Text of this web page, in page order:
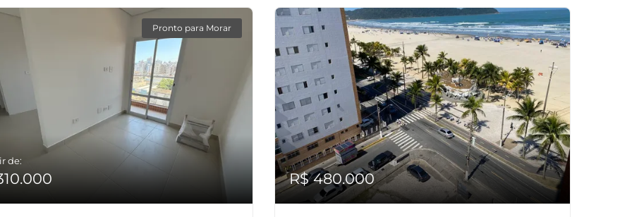
Pronto para Morar
de:
R$ 480.000